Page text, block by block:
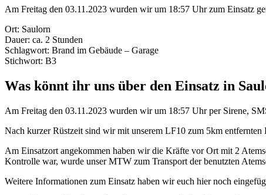
Am Freitag den 03.11.2023 wurden wir um 18:57 Uhr zum Einsatz
Ort: Saulorn
Dauer: ca. 2 Stunden
Schlagwort: Brand im Gebäude – Garage
Stichwort: B3
Was könnt ihr uns über den Einsatz in
Am Freitag den 03.11.2023 wurden wir um 18:57 Uhr per Sirene,
Nach kurzer Rüstzeit sind wir mit unserem LF10 zum 5km
Am Einsatzort angekommen haben wir die Kräfte vor Ort mit 2
Kontrolle war, wurde unser MTW zum Transport der benutzten
Weitere Informationen zum Einsatz haben wir euch hier noch